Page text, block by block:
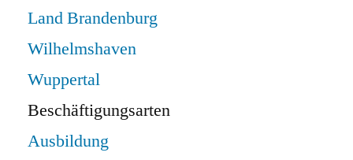
Land Brandenburg
Wilhelmshaven
Wuppertal
Beschäftigungsarten
Ausbildung